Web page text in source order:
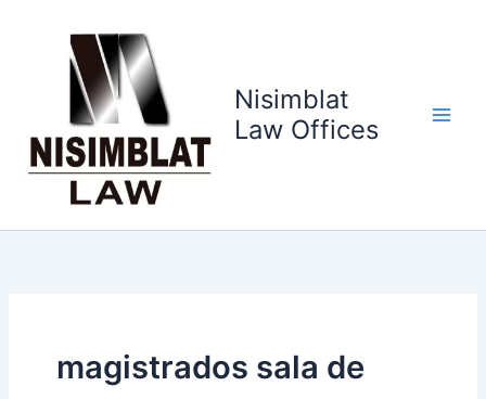
contenido
Nisimblat
Law Offices
magistrados sala de